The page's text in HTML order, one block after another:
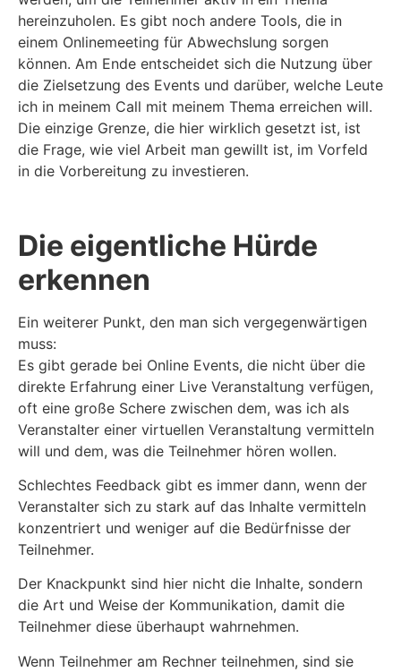
hereinzuholen. Es gibt noch andere Tools, die in
einem Onlinemeeting für Abwechslung sorgen
können. Am Ende entscheidet sich die Nutzung über
die Zielsetzung des Events und darüber, welche Leute
ich in meinem Call mit meinem Thema erreichen will.
Die einzige Grenze, die hier wirklich gesetzt ist, ist
die Frage, wie viel Arbeit man gewillt ist, im Vorfeld
in die Vorbereitung zu investieren.
Die eigentliche Hürde
erkennen
Ein weiterer Punkt, den man sich vergegenwärtigen
muss:
Es gibt gerade bei Online Events, die nicht über die
direkte Erfahrung einer Live Veranstaltung verfügen,
oft eine große Schere zwischen dem, was ich als
Veranstalter einer virtuellen Veranstaltung vermitteln
will und dem, was die Teilnehmer hören wollen.
Schlechtes Feedback gibt es immer dann, wenn der
Veranstalter sich zu stark auf das Inhalte vermitteln
konzentriert und weniger auf die Bedürfnisse der
Teilnehmer.
Der Knackpunkt sind hier nicht die Inhalte, sondern
die Art und Weise der Kommunikation, damit die
Teilnehmer diese überhaupt wahrnehmen.
Wenn Teilnehmer am Rechner teilnehmen, sind sie